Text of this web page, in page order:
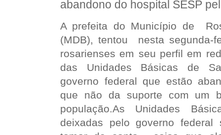
abandono do hospital SESP
A prefeita do Município de
(MDB), tentou nesta
rosarienses em seu perfil em
das Unidades Básicas de
governo federal que estão
que não da suporte com um
população.As Unidades
deixadas pelo governo